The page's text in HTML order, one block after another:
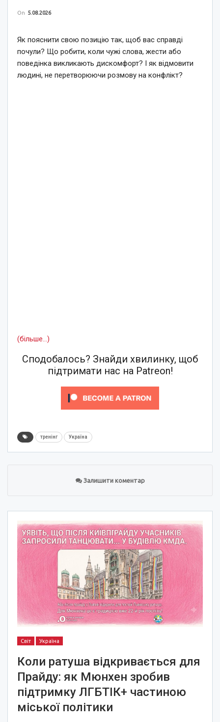
On 5.08.2026
Як пояснити свою позицію так, щоб вас справді
почули? Що робити, коли чужі слова, жести або
поведінка викликають дискомфорт? І як відмовити
людині, не перетворюючи розмову на конфлікт?
(більше…)
Сподобалось? Знайди хвилинку, щоб
підтримати нас на Patreon!
тренінг Україна
Залишити коментар
Світ Україна
Коли ратуша відкривається для
Прайду: як Мюнхен зробив
підтримку ЛГБТІК+ частиною
міської політики